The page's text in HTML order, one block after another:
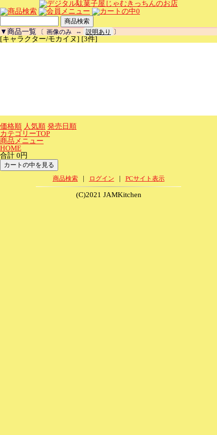
0
▼商品一覧 〔 画像のみ ⇔ 説明あり 〕
[キャラクター/モカイヌ] [3件]
価格順 人気順 発売日順
カテゴリーTOP
商品メニュー
HOME
合計 0円
商品検索 | ログイン | PCサイト表示
(C)2021 JAMKitchen